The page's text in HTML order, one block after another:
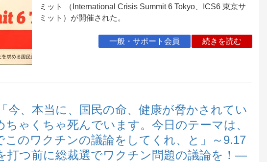
ミット （International Crisis Summit 6 Tokyo、ICS6 東京サ
ミット）が開催された。
一般・サポート会員 続きを読む
今、本当に、国民の命、健康が脅かされてい
ゃくちゃ死んでいます。今日のテーマは、
このワクチンの議論をしてくれ、と」～9.17
打つ前に総裁選でワクチン問題の議論を！―